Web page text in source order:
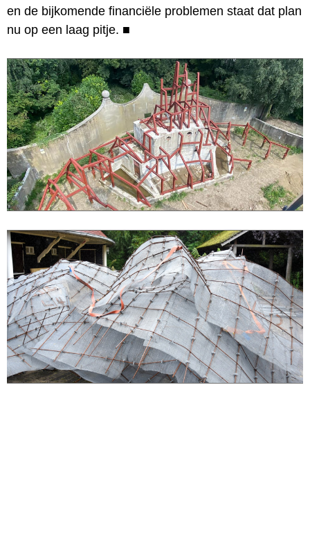
en de bijkomende financiële problemen staat dat plan
nu op een laag pitje. ■